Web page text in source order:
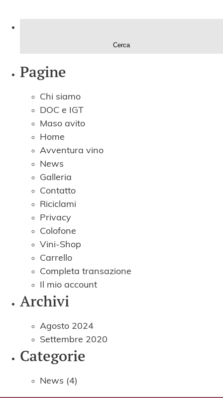
Pagine
Chi siamo
DOC e IGT
Maso avito
Home
Avventura vino
News
Galleria
Contatto
Riciclami
Privacy
Colofone
Vini-Shop
Carrello
Completa transazione
Il mio account
Archivi
Agosto 2024
Settembre 2020
Categorie
News (4)